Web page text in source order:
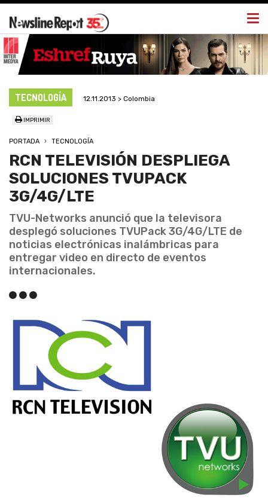
TECNOLOGÍA 12.11.2013 > Colombia
IMPRIMIR
PORTADA TECNOLOGÍA
RCN TELEVISIÓN DESPLIEGA
SOLUCIONES TVUPACK
3G/4G/LTE
TVU-Networks anunció que la televisora
desplegó soluciones TVUPack 3G/4G/LTE de
noticias electrónicas inalámbricas para
entregar video en directo de eventos
internacionales.